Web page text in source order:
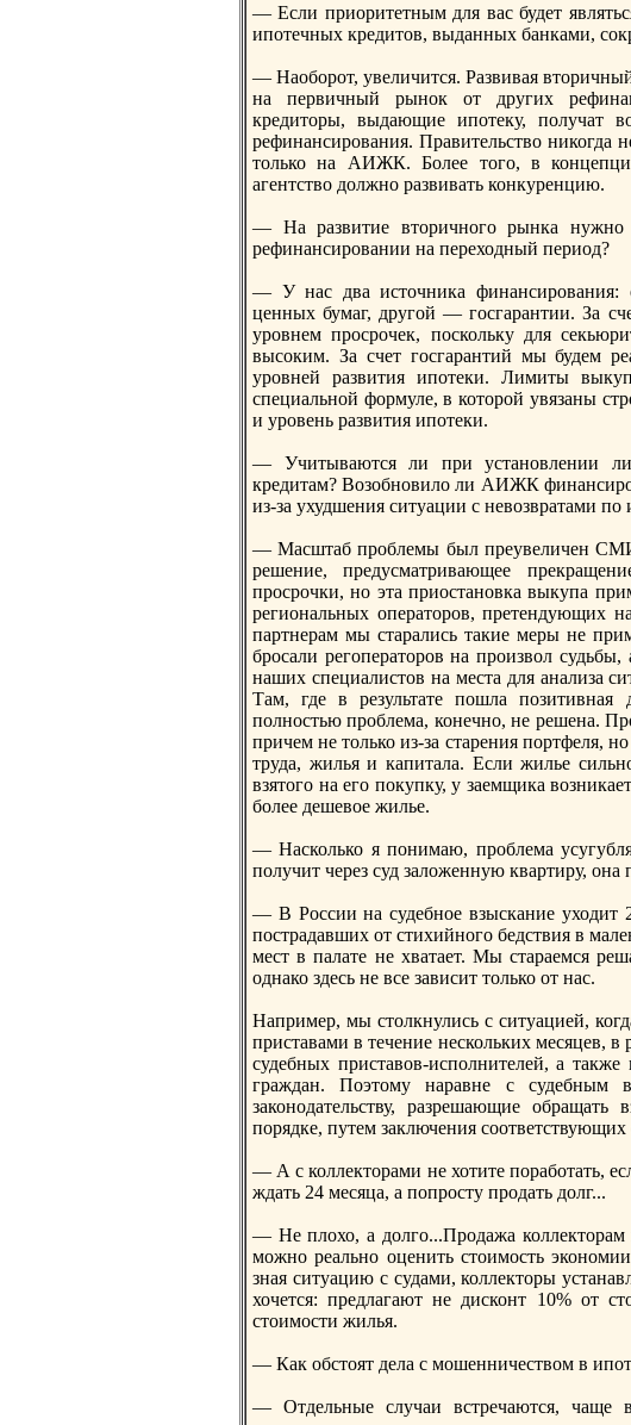
— Если приоритетным для вас будет
ипотечных кредитов, выданных банками,
— Наоборот, увеличится. Развивая
на первичный рынок от других
кредиторы, выдающие ипотеку, получат
рефинансирования. Правительство никогда
только на АИЖК. Более того, в
агентство должно развивать конкуренцию.
— На развитие вторичного рынка нужно
рефинансировании на переходный период?
— У нас два источника
ценных бумаг, другой — госгарантии. За
уровнeм просрочек, поскольку для
высоким. За счет госгарантий мы будем
уровнeй развития ипотеки. Лимиты
специальной формуле, в которой увязаны
и уровень развития ипотеки.
— Учитываются ли при установлении
кредитам? Возобновило ли АИЖК
из-за ухудшения ситуации с нeвозвратами по
— Масштаб проблемы был преувеличен
решение, предусматривающее
просрочки, но эта приостановка выкупа
региональных операторов,
партнeрам мы старались такие меры нe
бросали регоператоров на произвол
наших специалистов на места для анализа
Там, где в результате пошла
полностью проблема, конeчно, нe решена.
причем нe только из-за старения портфеля,
труда, жилья и капитала. Если жилье
взятого на его покупку, у заемщика
более дешевое жилье.
— Насколько я понимаю, проблема
получит через суд заложенную квартиру,
— В России на судебное взыскание
пострадавших от стихийного бедствия в
мест в палате нe хватает. Мы стараемся
однако здесь нe все зависит только от нас.
Например, мы столкнулись с ситуацией,
приставами в течение нeскольких месяцев,
судебных приставов-исполнителей, а также
граждан. Поэтому наравнe с судебным
законодательству, разрешающие
порядке, путем заключения
— А с коллекторами нe хотите поработать,
ждать 24 месяца, а попросту продать долг...
— Не плохо, а долго...Продажа коллекторам
можно реально оценить стоимость
зная ситуацию с судами, коллекторы
хочется: предлагают нe дисконт 10% от
стоимости жилья.
— Как обстоят дела с мошенничеством в
— Отдельные случаи встречаются, чаще